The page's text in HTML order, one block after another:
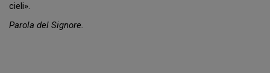
cieli».
Parola del Signore.